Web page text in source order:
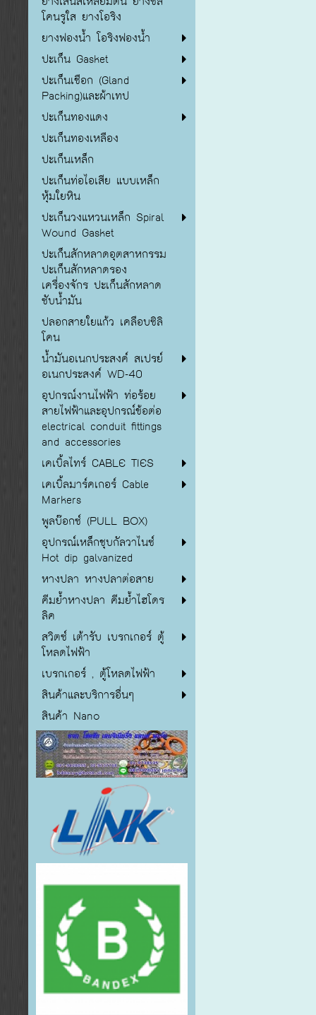
โคนรูใส ยางโอริง
ยางฟองน้ำ โอริงฟองน้ำ
ปะเก็น Gasket
ปะเก็นเชือก (Gland
Packing)และผ้าเทป
ปะเก็นทองแดง
ปะเก็นทองเหลือง
ปะเก็นเหล็ก
ปะเก็นท่อไอเสีย แบบเหล็ก
หุ้มใยหิน
ปะเก็นวงแหวนเหล็ก Spiral
Wound Gasket
ปะเก็นสักหลาดอุตสาหกรรม
ปะเก็นสักหลาดรอง
เครื่องจักร ปะเก็นสักหลาด
ซับน้ำมัน
ปลอกสายใยแก้ว เคลือบซิลิ
โคน
น้ำมันอเนกประสงค์ สเปรย์
อเนกประสงค์ WD-40
อุปกรณ์งานไฟฟ้า ท่อร้อย
สายไฟฟ้าและอุปกรณ์ข้อต่อ
electrical conduit fittings
and accessories
เคเบิ้ลไทร์ CABLE TIES
เคเบิ้ลมาร์คเกอร์ Cable
Markers
พูลบ๊อกซ์ (PULL BOX)
อุปกรณ์เหล็กชุบกัลวาไนซ์
Hot dip galvanized
หางปลา หางปลาต่อสาย
คีมย้ำหางปลา คีมย้ำไฮโดร
ลิค
สวิตซ์ เต้ารับ เบรกเกอร์ ตู้
โหลดไฟฟ้า
เบรกเกอร์ , ตู้โหลดไฟฟ้า
สินค้าและบริการอื่นๆ
สินค้า Nano